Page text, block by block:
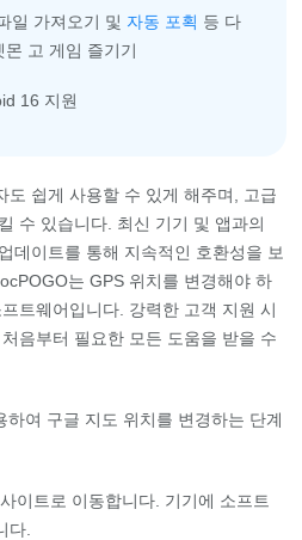
일 가져오기 및 자동 포획 등 다
고 게임 즐기기
16 지원
도 쉽게 사용할 수 있게 해주며, 고급
수 있습니다. 최신 기기 및 앱과의
데이트를 통해 지속적인 호환성을 보
는 GPS 위치를 변경해야 하
트웨어입니다. 강력한 고객 지원 시
음부터 필요한 모든 도움을 받을 수
여 구글 지도 위치를 변경하는 단계
이트로 이동합니다. 기기에 소프트
다.